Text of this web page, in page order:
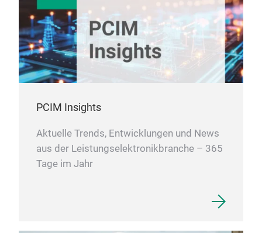
PCIM Insights
Aktuelle Trends, Entwicklungen und News
aus der Leistungselektronikbranche – 365
Tage im Jahr